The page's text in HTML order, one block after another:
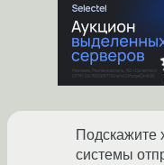
Подскажите
системы